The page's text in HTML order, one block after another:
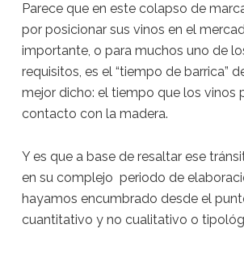
Parece que en este colapso de
por posicionar sus vinos en el
importante, o para muchos uno de
requisitos, es el “tiempo de barrica”
mejor dicho: el tiempo que los vinos
contacto con la madera.
Y es que a base de resaltar ese
en su complejo periodo de
hayamos encumbrado desde el
cuantitativo y no cualitativo o